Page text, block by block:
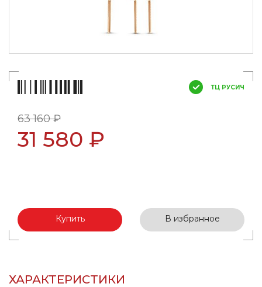
ТЦ РУСИЧ
63 160 ₽
31 580 ₽
Купить В избранное
ХАРАКТЕРИСТИКИ